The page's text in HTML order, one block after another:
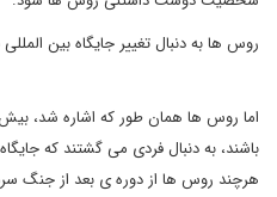
روس ها به دنبال تغییر جایگاه بین
اما روس ها همان طور که اشاره شد،
باشند، به دنبال فردی می گشتند که
هرچند روس ها از دوره ی بعد از جنگ